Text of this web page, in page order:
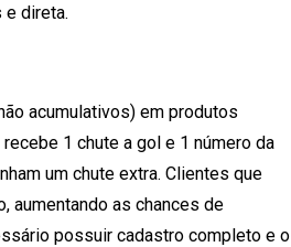
direta.
acumulativos) em produtos
1 chute a gol e 1 número da
um chute extra. Clientes que
aumentando as chances de
possuir cadastro completo e o